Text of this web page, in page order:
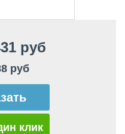
руб
руб
клик